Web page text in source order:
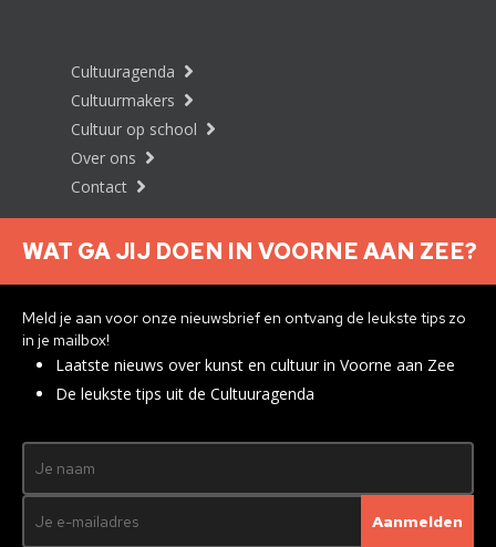
Cultuuragenda
Cultuurmakers
Cultuur op school
Over ons
Contact
Nieuwsbrief aanmelden
Privacyverklaring
WAT GA JIJ DOEN IN VOORNE AAN ZEE?
Meld je aan voor onze nieuwsbrief en ontvang de leukste tips zo
in je mailbox!
Laatste nieuws over kunst en cultuur in Voorne aan Zee
De leukste tips uit de Cultuuragenda